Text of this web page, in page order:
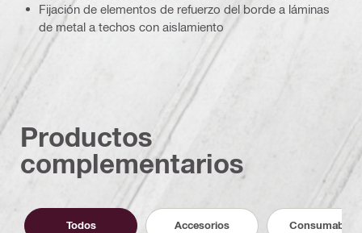
Fijación de elementos de refuerzo del borde a láminas
de metal a techos con aislamiento
Productos
complementarios
Todos Accesorios Consumables